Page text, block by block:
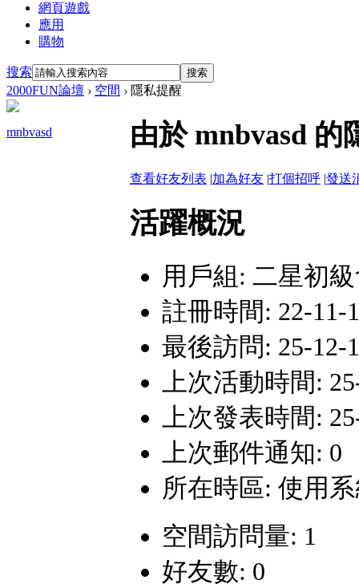
網頁遊戲
應用
購物
搜索 搜索
2000FUN論壇 › 空間 › 隱私提醒
mnbvasd 由於 mnbvasd
查看好友列表 |加為好友 |打個招呼 |發送
活躍概況
用戶組: 二星初
註冊時間: 22-11-
最後訪問: 25-12-
上次活動時間:
上次發表時間:
上次郵件通知: 0
所在時區: 使用
空間訪問量: 1
好友數: 0